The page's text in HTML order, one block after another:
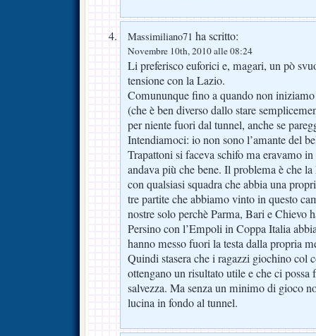
Massimiliano71 ha scritto:
Novembre 10th, 2010 alle 08:24
Li preferisco euforici e, magari, un pò
tensione con la Lazio.
Comununque fino a quando non
(che è ben diverso dallo stare
per niente fuori dal tunnel, anche se
Intendiamoci: io non sono l’amante del
Trapattoni si faceva schifo ma eravamo
andava più che bene. Il problema è che
con qualsiasi squadra che abbia una
tre partite che abbiamo vinto in questo
nostre solo perchè Parma, Bari e Chievo
Persino con l’Empoli in Coppa Italia
hanno messo fuori la testa dalla propria
Quindi stasera che i ragazzi giochino col
ottengano un risultato utile e che ci
salvezza. Ma senza un minimo di gioco
lucina in fondo al tunnel.